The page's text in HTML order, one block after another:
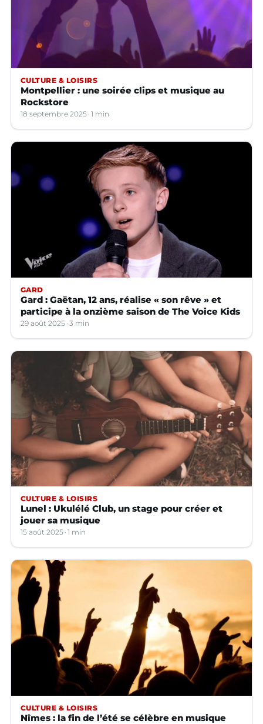
CULTURE & LOISIRS
Montpellier : une soirée clips et musique au
Rockstore
18 septembre 2025 1 min
GARD
Gard : Gaëtan, 12 ans, réalise « son rêve » et
participe à la onzième saison de The Voice Kids
29 août 2025 3 min
CULTURE & LOISIRS
Lunel : Ukulélé Club, un stage pour créer et
jouer sa musique
15 août 2025 1 min
CULTURE & LOISIRS
Nîmes : la fin de l’été se célèbre en musique